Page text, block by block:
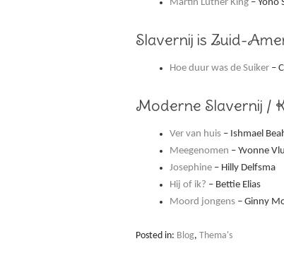
Martin Luther King – Yono
Slavernij is Zuid-
Hoe duur was de Suiker –
Moderne Slavernij /
Ver van huis – Ishmael
Meegenomen – Yvonne
Josephine – Hilly Delfsma
Hij of ik? – Bettie Elias
Moord jongens – Ginny
Posted in: Blog, Thema's